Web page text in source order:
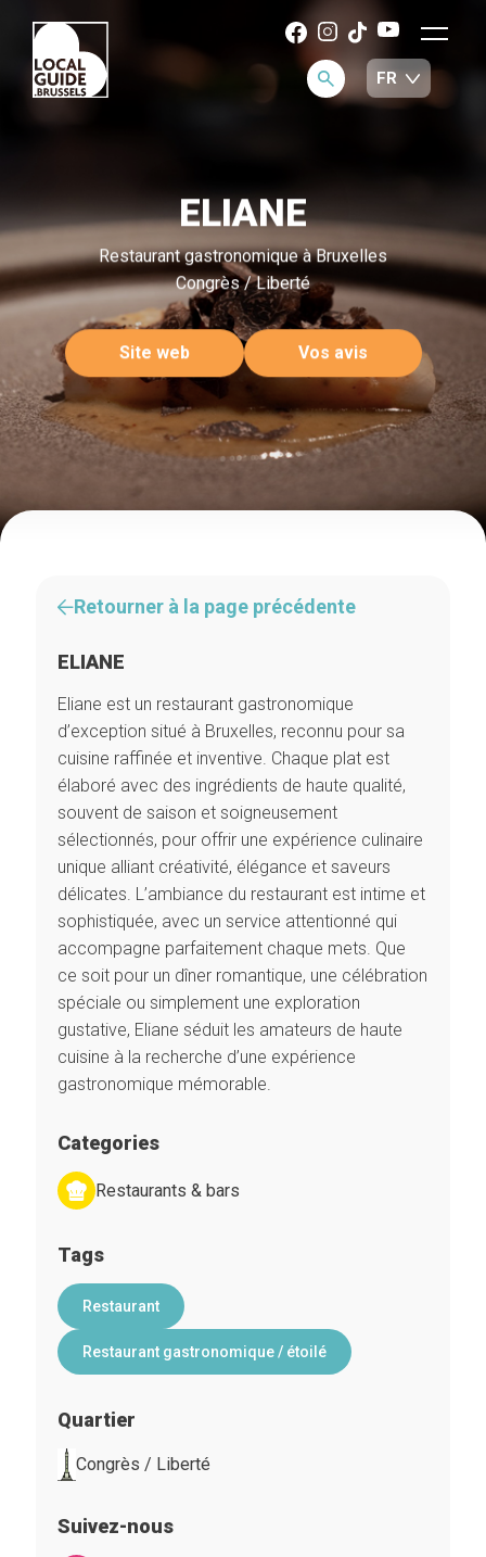
ELIANE
Restaurant gastronomique à Bruxelles
Congrès / Liberté
Site web Vos avis
Retourner à la page précédente
ELIANE
Eliane est un restaurant gastronomique
d’exception situé à Bruxelles, reconnu pour sa
cuisine raffinée et inventive. Chaque plat est
élaboré avec des ingrédients de haute qualité,
souvent de saison et soigneusement
sélectionnés, pour offrir une expérience culinaire
unique alliant créativité, élégance et saveurs
délicates. L’ambiance du restaurant est intime et
sophistiquée, avec un service attentionné qui
accompagne parfaitement chaque mets. Que
ce soit pour un dîner romantique, une célébration
spéciale ou simplement une exploration
gustative, Eliane séduit les amateurs de haute
cuisine à la recherche d’une expérience
gastronomique mémorable.
Categories
Restaurants & bars
Tags
Restaurant
Restaurant gastronomique / étoilé
Quartier
Congrès / Liberté
Suivez-nous